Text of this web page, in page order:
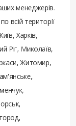
менеджерів.
по всій території
Харків,
Ріг, Миколаїв,
Житомир,